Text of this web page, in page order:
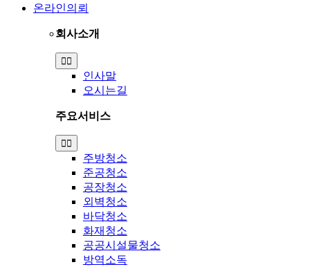
온라인의뢰
회사소개
Toggle
Navigation
인사말
오시는길
주요서비스
Toggle
Navigation
주방청소
준공청소
공장청소
외벽청소
바닥청소
화재청소
공공시설물청소
방역소독